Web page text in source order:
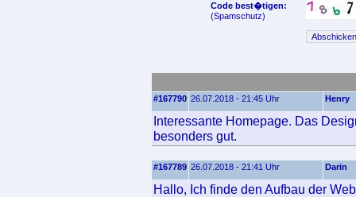
Code best�tigen:
(Spamschutz)
#167790 26.07.2018 - 21:45 Uhr Henry
Interessante Homepage. Das
besonders gut.
#167789 26.07.2018 - 21:41 Uhr Darin
Hallo, Ich finde den Aufbau der